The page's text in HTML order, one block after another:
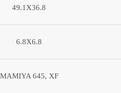
49.1X36.8
6.8X6.8
MAMIYA 645, XF